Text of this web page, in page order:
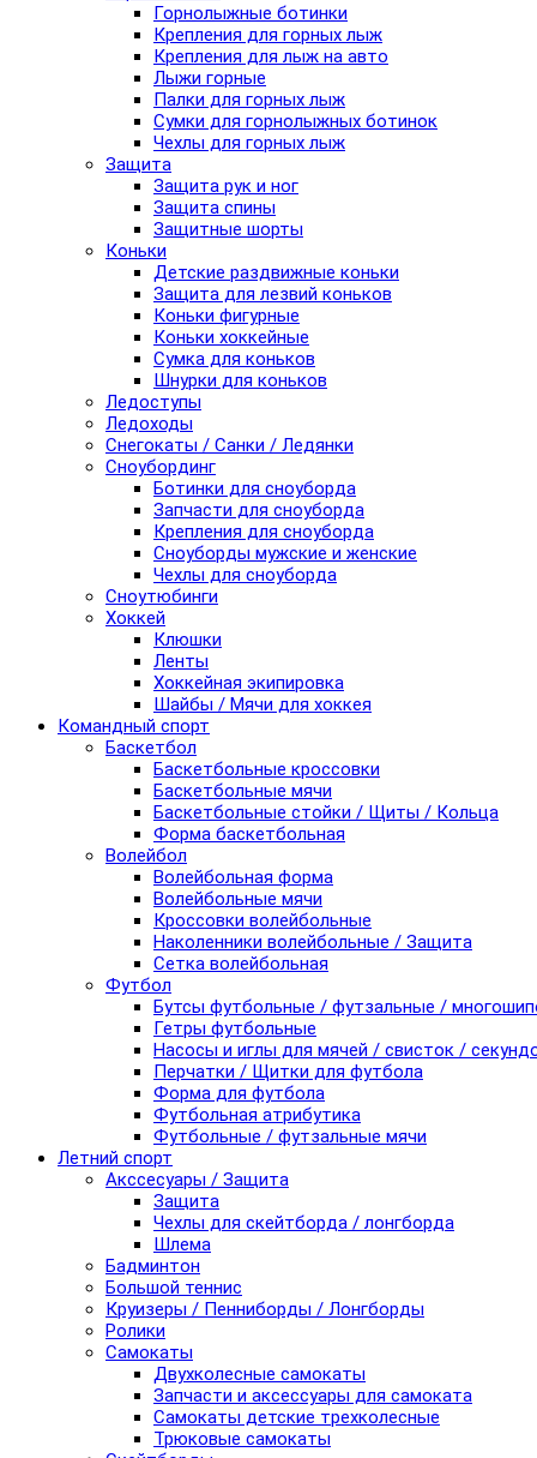
Горнолыжные ботинки
Крепления для горных лыж
Крепления для лыж на авто
Лыжи горные
Палки для горных лыж
Сумки для горнолыжных ботинок
Чехлы для горных лыж
Защита
Защита рук и ног
Защита спины
Защитные шорты
Коньки
Детские раздвижные коньки
Защита для лезвий коньков
Коньки фигурные
Коньки хоккейные
Сумка для коньков
Шнурки для коньков
Ледоступы
Ледоходы
Снегокаты / Санки / Ледянки
Сноубординг
Ботинки для сноуборда
Запчасти для сноуборда
Крепления для сноуборда
Сноуборды мужские и женские
Чехлы для сноуборда
Сноутюбинги
Хоккей
Клюшки
Ленты
Хоккейная экипировка
Шайбы / Мячи для хоккея
Командный спорт
Баскетбол
Баскетбольные кроссовки
Баскетбольные мячи
Баскетбольные стойки / Щиты / Кольца
Форма баскетбольная
Волейбол
Волейбольная форма
Волейбольные мячи
Кроссовки волейбольные
Наколенники волейбольные / Защита
Сетка волейбольная
Футбол
Бутсы футбольные / футзальные /
Гетры футбольные
Насосы и иглы для мячей / свисток /
Перчатки / Щитки для футбола
Форма для футбола
Футбольная атрибутика
Футбольные / футзальные мячи
Летний спорт
Акссесуары / Защита
Защита
Чехлы для скейтборда / лонгборда
Шлема
Бадминтон
Большой теннис
Круизеры / Пенниборды / Лонгборды
Ролики
Самокаты
Двухколесные самокаты
Запчасти и аксессуары для самоката
Самокаты детские трехколесные
Трюковые самокаты